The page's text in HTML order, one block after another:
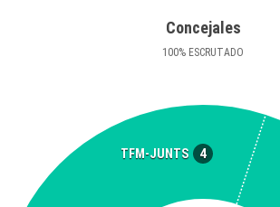
Concejales
100% ESCRUTADO
TFM-JUNTS 4